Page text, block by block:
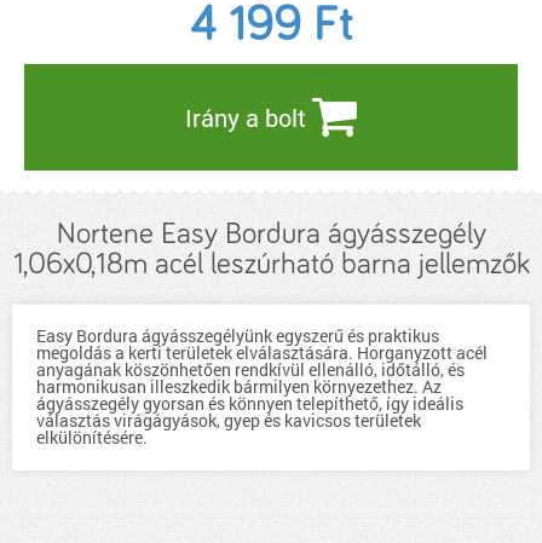
4 199 Ft
Irány a bolt
Nortene Easy Bordura ágyásszegély
1,06x0,18m acél leszúrható barna jellemzők
Easy Bordura ágyásszegélyünk egyszerű és praktikus
megoldás a kerti területek elválasztására. Horganyzott acél
anyagának köszönhetően rendkívül ellenálló, időtálló, és
harmonikusan illeszkedik bármilyen környezethez. Az
ágyásszegély gyorsan és könnyen telepíthető, így ideális
választás virágágyások, gyep és kavicsos területek
elkülönítésére.